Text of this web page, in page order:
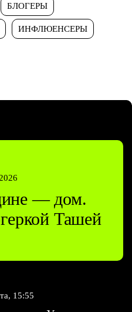
БЛОГЕРЫ
ИНФЛЮЕНСЕРЫ
— дом.
Ташей
15:55